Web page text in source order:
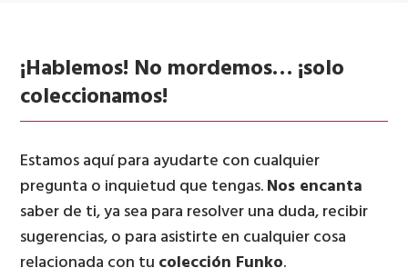
¡Hablemos! No mordemos… ¡solo
coleccionamos!
Estamos aquí para ayudarte con cualquier
pregunta o inquietud que tengas.Nos encanta
saber de ti, ya sea para resolver una duda, recibir
sugerencias, o para asistirte en cualquier cosa
relacionada con tu colección Funko.